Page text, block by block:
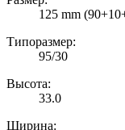
125 mm
Типоразмер:
95/30
Высота:
33.0
Ширина: